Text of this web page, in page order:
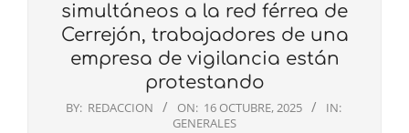
simultáneos a la red férrea de
Cerrejón, trabajadores de una
empresa de vigilancia están
protestando
BY: REDACCION ON: 16 OCTUBRE, 2025
IN:
GENERALES